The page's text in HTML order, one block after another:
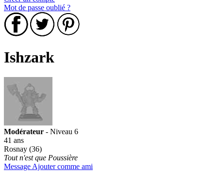
Mot de passe oublié ?
Ishzark
Modérateur - Niveau 6
41 ans
Rosnay (36)
Tout n'est que Poussière
Message Ajouter comme ami